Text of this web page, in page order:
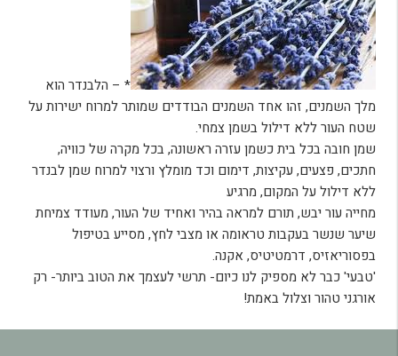
* – הלבנדר הוא
מלך השמנים, זהו אחד השמנים הבודדים שמותר למרוח ישירות על
שטח העור ללא דילול בשמן צמחי.
שמן חובה בכל בית כשמן עזרה ראשונה, בכל מקרה של כוויה,
חתכים, פצעים, עקיצות, דימום וכד מומלץ ורצוי למרוח שמן לבנדר
ללא דילול על המקום, מרגיע
מחייה עור יבש, תורם למראה בהיר ואחיד של העור, מעודד צמיחת
שיער שנשר בעקבות טראומה או מצבי לחץ, מסייע בטיפול
בפסוריאזיס, דרמטיטיס, אקנה.
'טבעי' כבר לא מספיק לנו כיום- תרשי לעצמך את הטוב ביותר- רק
אורגני טהור וצלול באמת!